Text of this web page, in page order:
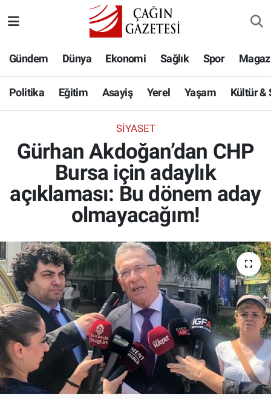
Gündem Dünya Ekonomi Sağlık Spor
Politika Eğitim Asayiş Yerel Yaşam Kültür &
SIYASET
Gürhan Akdoğan’dan CHP
Bursa için adaylık
açıklaması: Bu dönem aday
olmayacağım!
Eğitim
Asayiş
Yaşam
Kültür & Sanat
Köşe Yazıları
Röportaj
Video Galeri
Hava Durumu
Namaz Vakitleri
Süper Lig Puan Durumu ve Fikstür
Tüm Manşetler
Haber Arşivi